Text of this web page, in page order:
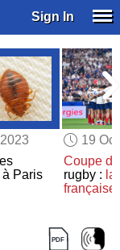
Sign In
Paris
19
Coupe
rugby :
française